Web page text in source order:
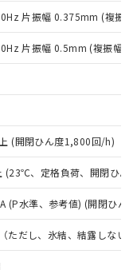
片振幅 0.375mm (複振
片振幅 0.5mm (複振幅
(開閉ひん度1,800回/h)
(23℃、定格負荷、開閉ひん
(P水準、参考値) (開閉ひん
ただし、氷結、結露しない
庫および標
ることをご
価格はお客
様担当のオ
社販売員に
当社販売拠
」をご確認
果を当社の
洩または開
。
ト作成サー
には、I-Web
いる必要が
以下、 カド
ニルエーテル類
エチルヘキシ
、フタル酸ブチ
ル酸ジブチル
ソブチル
機器に対する
閾値を超える意
。
より、予定
、 Cd(カドミウ
リ臭化ビフェ
フェニルエーテ
フタル酸ジ
: 1000ppm
。
いて有害物
刻な影響を
役務取引許
な手続きを
場合は、完
輸出されな
す。
、ミサイ
たはその他
置等に一切
に販売する
3の内容を当
た当社は、
関係者が違
場合は、取
在庫あり
引先、ま
ロン制御
員にご確
庫状況の
機種